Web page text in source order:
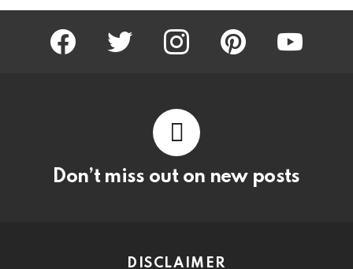
facebook twitter instagram pinterest
Don’t miss out on new posts
DISCLAIMER